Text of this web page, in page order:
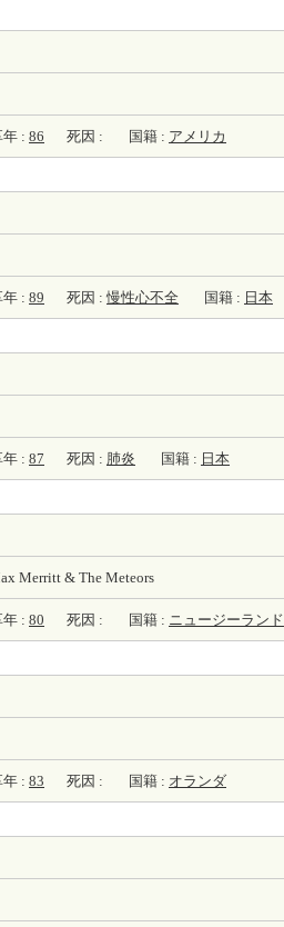
年 : 86 死因 : 国籍 : アメリカ
年 : 89 死因 : 慢性心不全 国籍 : 日本
年 : 87 死因 : 肺炎 国籍 : 日本
Merritt & The Meteors
年 : 80 死因 : 国籍 : ニュージーランド
年 : 83 死因 : 国籍 : オランダ